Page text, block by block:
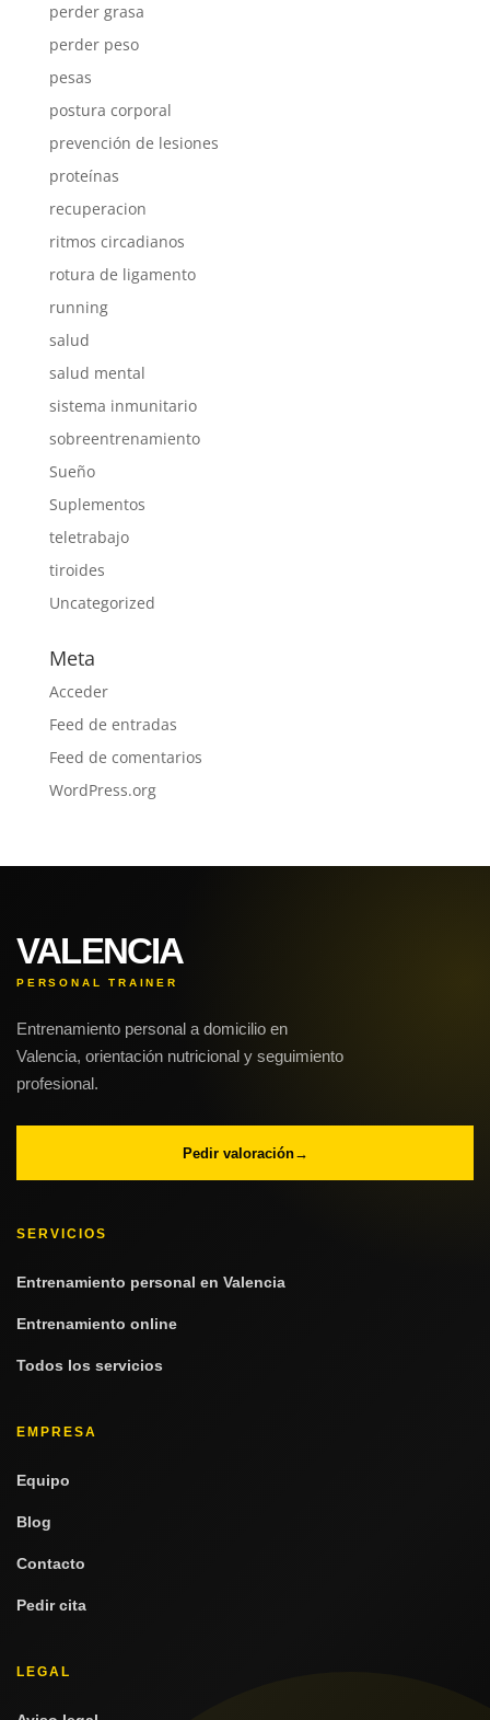
perder grasa
perder peso
pesas
postura corporal
prevención de lesiones
proteínas
recuperacion
ritmos circadianos
rotura de ligamento
running
salud
salud mental
sistema inmunitario
sobreentrenamiento
Sueño
Suplementos
teletrabajo
tiroides
Uncategorized
Meta
Acceder
Feed de entradas
Feed de comentarios
WordPress.org
VALENCIA
PERSONAL TRAINER
Entrenamiento personal a domicilio en
Valencia, orientación nutricional y seguimiento
profesional.
Pedir valoración→
SERVICIOS
Entrenamiento personal en Valencia
Entrenamiento online
Todos los servicios
EMPRESA
Equipo
Blog
Contacto
Pedir cita
LEGAL